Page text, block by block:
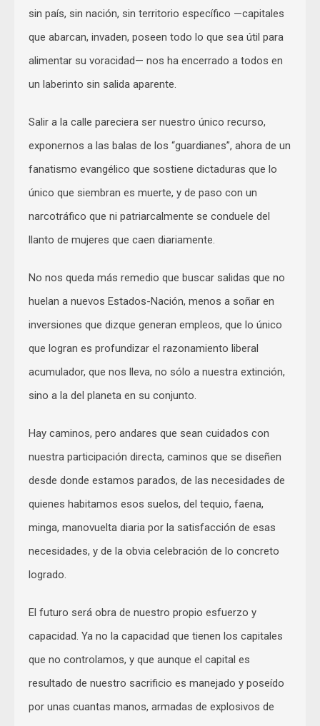
sin país, sin nación, sin territorio específico —capitales
que abarcan, invaden, poseen todo lo que sea útil para
alimentar su voracidad— nos ha encerrado a todos en
un laberinto sin salida aparente.
Salir a la calle pareciera ser nuestro único recurso,
exponernos a las balas de los “guardianes”, ahora de un
fanatismo evangélico que sostiene dictaduras que lo
único que siembran es muerte, y de paso con un
narcotráfico que ni patriarcalmente se conduele del
llanto de mujeres que caen diariamente.
No nos queda más remedio que buscar salidas que no
huelan a nuevos Estados-Nación, menos a soñar en
inversiones que dizque generan empleos, que lo único
que logran es profundizar el razonamiento liberal
acumulador, que nos lleva, no sólo a nuestra extinción,
sino a la del planeta en su conjunto.
Hay caminos, pero andares que sean cuidados con
nuestra participación directa, caminos que se diseñen
desde donde estamos parados, de las necesidades de
quienes habitamos esos suelos, del tequio, faena,
minga, manovuelta diaria por la satisfacción de esas
necesidades, y de la obvia celebración de lo concreto
logrado.
El futuro será obra de nuestro propio esfuerzo y
capacidad. Ya no la capacidad que tienen los capitales
que no controlamos, y que aunque el capital es
resultado de nuestro sacrificio es manejado y poseído
por unas cuantas manos, armadas de explosivos de